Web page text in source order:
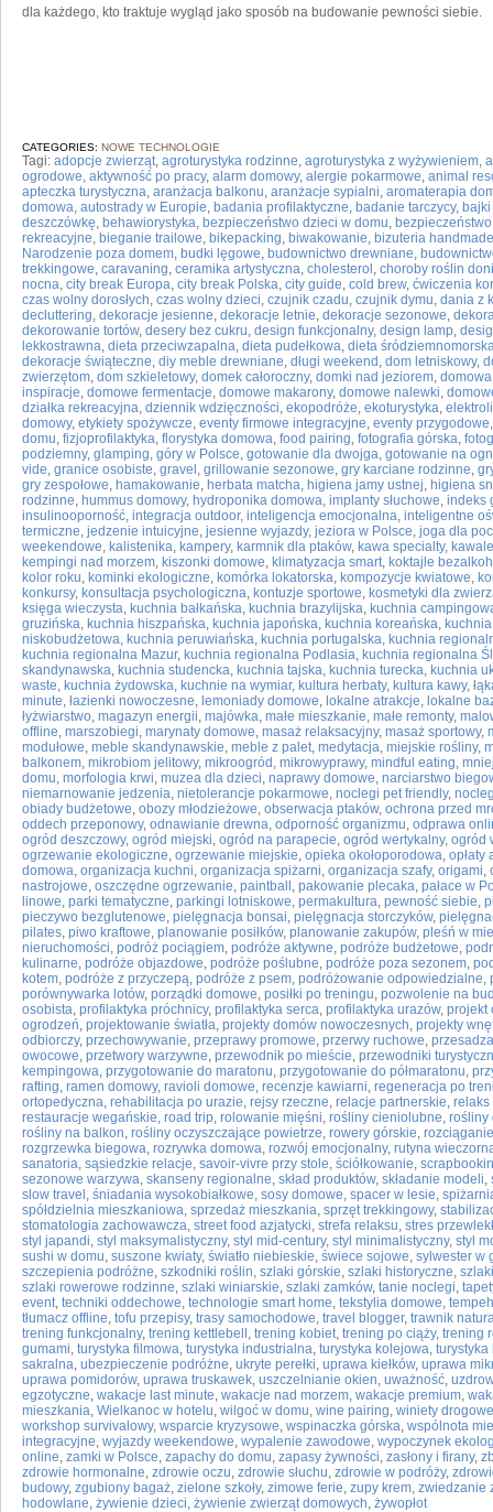
dla każdego, kto traktuje wygląd jako sposób na budowanie pewności siebie.
CATEGORIES: NOWE TECHNOLOGIE
Tagi: adopcje zwierząt, agroturystyka rodzinne, agroturystyka z wyżywieniem,
ogrodowe, aktywność po pracy, alarm domowy, alergie pokarmowe, animal
apteczka turystyczna, aranżacja balkonu, aranżacje sypialni, aromaterapia
domowa, autostrady w Europie, badania profilaktyczne, badanie tarczycy,
deszczówkę, behawiorystyka, bezpieczeństwo dzieci w domu,
rekreacyjne, bieganie trailowe, bikepacking, biwakowanie, bizuteria handmade
Narodzenie poza domem, budki lęgowe, budownictwo drewniane,
trekkingowe, caravaning, ceramika artystyczna, cholesterol , choroby roślin
nocna, city break Europa, city break Polska, city guide, cold brew, ćwiczenia
czas wolny dorosłych, czas wolny dzieci, czujnik czadu, czujnik dymu, dania z
decluttering, dekoracje jesienne, dekoracje letnie, dekoracje sezonowe,
dekorowanie tortów, desery bez cukru, design funkcjonalny, design lamp,
lekkostrawna, dieta przeciwzapalna, dieta pudełkowa, dieta
dekoracje świąteczne, diy meble drewniane, długi weekend , dom letniskowy,
zwierzętom, dom szkieletowy, domek całoroczny, domki nad jeziorem,
inspiracje, domowe fermentacje, domowe makarony, domowe nalewki,
działka rekreacyjna, dziennik wdzięczności, ekopodróże, ekoturystyka,
domowy, etykiety spożywcze, eventy firmowe integracyjne, eventy przygodowe
domu, fizjoprofilaktyka, florystyka domowa, food pairing, fotografia górska,
podziemny, glamping, góry w Polsce, gotowanie dla dwojga, gotowanie na
vide, granice osobiste, gravel , grillowanie sezonowe, gry karciane rodzinne,
gry zespołowe, hamakowanie, herbata matcha, higiena jamy ustnej, higiena
rodzinne, hummus domowy, hydroponika domowa, implanty słuchowe, indeks
insulinooporność, integracja outdoor, inteligencja emocjonalna, inteligentne
termiczne, jedzenie intuicyjne, jesienne wyjazdy, jeziora w Polsce, joga dla
weekendowe, kalistenika, kampery, karmnik dla ptaków, kawa specialty,
kempingi nad morzem, kiszonki domowe, klimatyzacja smart, koktajle
kolor roku, kominki ekologiczne, komórka lokatorska, kompozycje kwiatowe,
konkursy, konsultacja psychologiczna, kontuzje sportowe, kosmetyki dla
księga wieczysta, kuchnia bałkańska, kuchnia brazylijska, kuchnia
gruzińska, kuchnia hiszpańska, kuchnia japońska, kuchnia koreańska,
niskobudżetowa, kuchnia peruwiańska, kuchnia portugalska, kuchnia
kuchnia regionalna Mazur, kuchnia regionalna Podlasia, kuchnia regionalna
skandynawska, kuchnia studencka, kuchnia tajska, kuchnia turecka, kuchnia
waste, kuchnia żydowska, kuchnie na wymiar, kultura herbaty, kultura kawy,
minute, łazienki nowoczesne, lemoniady domowe, lokalne atrakcje, lokalne
łyżwiarstwo, magazyn energii, majówka, małe mieszkanie, małe remonty,
offline, marszobiegi, marynaty domowe, masaż relaksacyjny, masaż sportowy,
modułowe, meble skandynawskie, meble z palet, medytacja, miejskie rośliny,
balkonem, mikrobiom jelitowy, mikroogród , mikrowyprawy, mindful eating,
domu, morfologia krwi, muzea dla dzieci, naprawy domowe, narciarstwo
niemarnowanie jedzenia, nietolerancje pokarmowe, noclegi pet friendly,
obiady budżetowe, obozy młodzieżowe, obserwacja ptaków, ochrona przed
oddech przeponowy, odnawianie drewna, odporność organizmu, odprawa
ogród deszczowy, ogród miejski, ogród na parapecie, ogród wertykalny, ogród
ogrzewanie ekologiczne, ogrzewanie miejskie, opieka okołoporodowa, opłaty
domowa, organizacja kuchni, organizacja spiżarni, organizacja szafy, origami,
nastrojowe, oszczędne ogrzewanie, paintball , pakowanie plecaka, pałace w
linowe, parki tematyczne, parkingi lotniskowe, permakultura, pewność siebie,
pieczywo bezglutenowe, pielęgnacja bonsai, pielęgnacja storczyków,
pilates, piwo kraftowe, planowanie posiłków, planowanie zakupów, pleśń w
nieruchomości, podróż pociągiem, podróże aktywne, podróże budżetowe,
kulinarne, podróże objazdowe, podróże poślubne, podróże poza sezonem,
kotem, podróże z przyczepą, podróże z psem, podróżowanie odpowiedzialne,
porównywarka lotów, porządki domowe, posiłki po treningu, pozwolenie na
osobista, profilaktyka próchnicy, profilaktyka serca, profilaktyka urazów, projekt
ogrodzeń, projektowanie światła, projekty domów nowoczesnych, projekty
odbiorczy, przechowywanie, przeprawy promowe, przerwy ruchowe,
owocowe, przetwory warzywne, przewodnik po mieście, przewodniki
kempingowa, przygotowanie do maratonu, przygotowanie do półmaratonu,
rafting, ramen domowy, ravioli domowe, recenzje kawiarni, regeneracja po
ortopedyczna, rehabilitacja po urazie, rejsy rzeczne, relacje partnerskie, relaks
restauracje wegańskie, road trip, rolowanie mięśni, rośliny cieniolubne, rośliny
rośliny na balkon, rośliny oczyszczające powietrze, rowery górskie,
rozgrzewka biegowa, rozrywka domowa, rozwój emocjonalny, rutyna
sanatoria, sąsiedzkie relacje, savoir-vivre przy stole, ściółkowanie,
sezonowe warzywa, skanseny regionalne, skład produktów, składanie modeli,
slow travel , śniadania wysokobiałkowe, sosy domowe, spacer w lesie,
spółdzielnia mieszkaniowa, sprzedaż mieszkania, sprzęt trekkingowy,
stomatologia zachowawcza, street food azjatycki, strefa relaksu, stres
styl japandi, styl maksymalistyczny, styl mid-century, styl minimalistyczny, styl
sushi w domu, suszone kwiaty, światło niebieskie, świece sojowe, sylwester w
szczepienia podróżne, szkodniki roślin, szlaki górskie, szlaki historyczne,
szlaki rowerowe rodzinne, szlaki winiarskie, szlaki zamków, tanie noclegi,
event, techniki oddechowe, technologie smart home, tekstylia domowe,
tłumacz offline, tofu przepisy, trasy samochodowe, travel blogger, trawnik
trening funkcjonalny, trening kettlebell , trening kobiet, trening po ciąży, trening
gumami, turystyka filmowa, turystyka industrialna, turystyka kolejowa, turystyka
sakralna, ubezpieczenie podróżne, ukryte perełki, uprawa kiełków, uprawa
uprawa pomidorów, uprawa truskawek, uszczelnianie okien, uważność,
egzotyczne, wakacje last minute, wakacje nad morzem, wakacje premium,
mieszkania, Wielkanoc w hotelu, wilgoć w domu, wine pairing, winiety drogowe
workshop survivalowy, wsparcie kryzysowe, wspinaczka górska, wspólnota
integracyjne, wyjazdy weekendowe, wypalenie zawodowe, wypoczynek
online, zamki w Polsce, zapachy do domu, zapasy żywności, zasłony i firany,
zdrowie hormonalne, zdrowie oczu, zdrowie słuchu, zdrowie w podróży,
budowy, zgubiony bagaż, zielone szkoły, zimowe ferie, zupy krem, zwiedzanie
hodowlane, żywienie dzieci, żywienie zwierząt domowych, żywopłot